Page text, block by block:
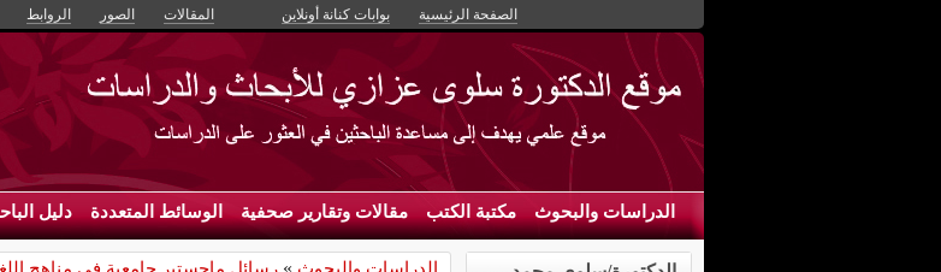
الصفحة الرئيسية بوابات كنانة أونلاين المقالات الصور الروابط
الدراسات والبحوث مكتبة الكتب مقالات وتقارير صحفية الوسائط المتعددة دليل
الدراسات والبحوث » رسائل ماجستير جامعية في مناهج